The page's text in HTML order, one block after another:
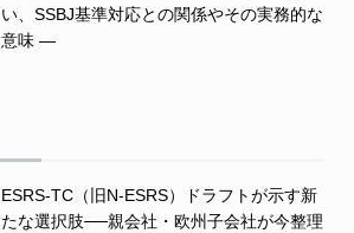
い、SSBJ基準対応との関係やその実務的な
意味 ―
ESRS-TC（旧N-ESRS）ドラフトが示す新
たな選択肢──親会社・欧州子会社が今整理